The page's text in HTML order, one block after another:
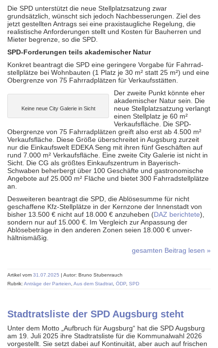
Die SPD unterstützt die neue Stellplatz­satzung zwar
grundsätzlich, wünscht sich jedoch Nach­besserungen. Ziel des
jetzt gestellten Antrags sei eine praxis­taugliche Regelung, die
realistische Anforderungen stellt und Kosten für Bauherren und
Mieter begrenze, so die SPD.
SPD-Forderungen teils akademischer Natur
Konkret beantragt die SPD eine geringere Vorgabe für Fahrrad­
stell­plätze bei Wohnbauten (1 Platz je 30 m² statt 25 m²) und eine
Obergrenze von 75 Fahrradplätzen für Verkaufsstätten.
Keine neue City Galerie in Sicht
Der zweite Punkt könnte eher
akademischer Natur sein. Die
neue Stellplatz­satzung verlangt
einen Stellplatz je 60 m²
Verkaufsfläche. Die SPD-
Obergrenze von 75 Fahrrad­plätzen greift also erst ab 4.500 m²
Verkaufsfläche. Diese Größe überschreitet in Augsburg zurzeit
nur die Einkaufswelt EDEKA Seng mit ihren fünf Geschäften auf
rund 7.000 m² Verkaufsfläche. Eine zweite City Galerie ist nicht in
Sicht. Die CG als größtes Einkaufs­zentrum in Bayerisch-
Schwaben beherbergt über 100 Geschäfte und gastro­nomische
Angebote auf 25.000 m² Fläche und bietet 300 Fahrradstellplätze
an.
Desweiteren beantragt die SPD, die Ablösesumme für nicht
geschaffene Kfz-Stellplätze in der Kernzone der Innenstadt von
bisher 13.500 € nicht auf 18.000 € anzuheben (DAZ berichtete),
sondern nur auf 15.000 €. Im Vergleich zur Anpassung der
Ablöse­beträge in den anderen Zonen seien 18.000 € unver­
hältnismäßig.
gesamten Beitrag lesen »
Artikel vom 31.07.2025 | Autor: Bruno Stubenrauch
Rubrik: Anträge der Parteien Aus dem Stadtrat ÖDP SPD
Stadtratsliste der SPD Augsburg steht
Unter dem Motto „Aufbruch für Augsburg“ hat die SPD Augsburg
am 19. Juli 2025 ihre Stadtratsliste für die Kommunalwahl 2026
vorgestellt. Sie setzt dabei auf Kontinuität, aber auch auf frischen